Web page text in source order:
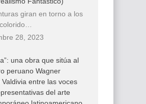
giran en torno a los
28, 2023
una obra que sitúa al
peruano Wagner
Valdivia entre las voces
del arte